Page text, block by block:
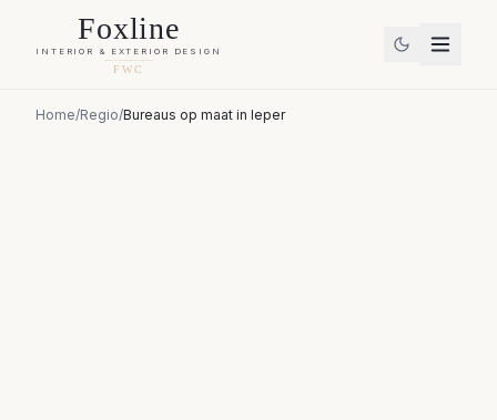
Foxline
INTERIOR & EXTERIOR DESIGN
FWC
Home/Regio/Bureaus op maat in Ieper